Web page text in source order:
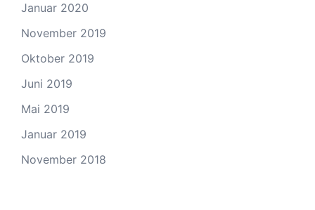
Januar 2020
November 2019
Oktober 2019
Juni 2019
Mai 2019
Januar 2019
November 2018